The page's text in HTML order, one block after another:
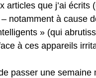
articles que j’ai
notamment à cause
» (qui
à ces appareils
passer une